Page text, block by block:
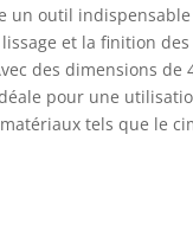
du mur, la
réduit la fatigue de la
béton -- Le colis
en boucle, 1 plaque
verre, 1 tige de
Lorsque vous devez
truelle à béton est
un outil
et la finition
des dimensions de
pour une
tels que le